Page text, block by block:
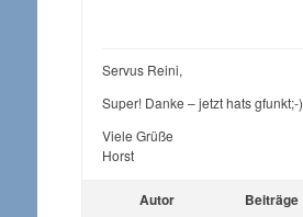
Servus Reini,
Super! Danke – jetzt hats gfunkt;-)
Viele Grüße
Horst
Autor Beiträge